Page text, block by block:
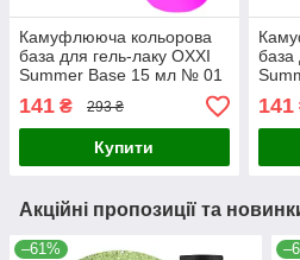
Камуфлююча кольорова
база для гель-лаку OXXI
Summer Base 15 мл № 01
141 ₴ 293 ₴
Купити
база
141
Акційні пропозиції та
–61%